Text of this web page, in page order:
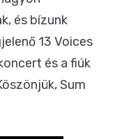
és bízunk
13 Voices
és a fiúk
Sum